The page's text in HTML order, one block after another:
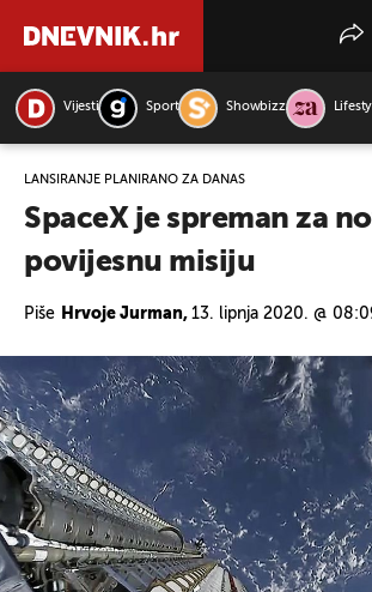
Vijesti Sport Showbizz
LANSIRANJE PLANIRANO ZA DANAS
SpaceX je spreman za
povijesnu misiju
Piše Hrvoje Jurman, 13. lipnja 2020. @
PRETRAŽITE VIJESTI